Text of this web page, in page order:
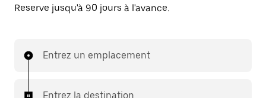
Reserve jusqu'à 90 jours à l'avance.
Entrez un emplacement
Entrez la destination